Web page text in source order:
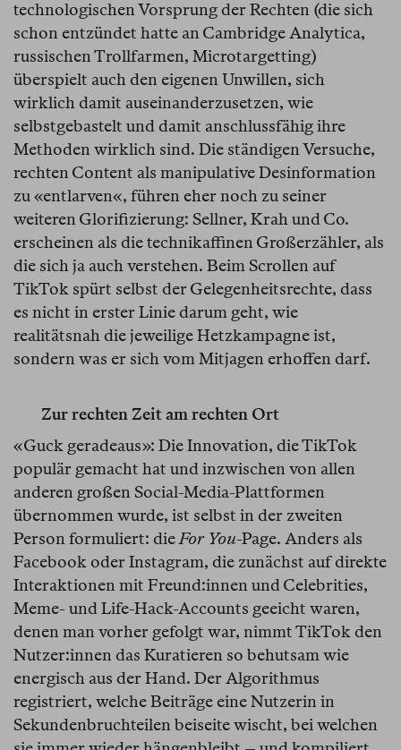
technologischen Vorsprung der Rechten (die sich
schon entzündet hatte an Cambridge Analytica,
russischen Trollfarmen, Microtargetting)
überspielt auch den eigenen Unwillen, sich
wirklich damit auseinanderzusetzen, wie
selbstgebastelt und damit anschlussfähig ihre
Methoden wirklich sind. Die ständigen Versuche,
rechten Content als manipulative Desinformation
zu «entlarven«, führen eher noch zu seiner
weiteren Glorifizierung: Sellner, Krah und Co.
erscheinen als die technikaffinen Großerzähler, als
die sich ja auch verstehen. Beim Scrollen auf
TikTok spürt selbst der Gelegenheitsrechte, dass
es nicht in erster Linie darum geht, wie
realitätsnah die jeweilige Hetzkampagne ist,
sondern was er sich vom Mitjagen erhoffen darf.
Zur rechten Zeit am rechten Ort
«Guck geradeaus»: Die Innovation, die TikTok
populär gemacht hat und inzwischen von allen
anderen großen Social-Media-Plattformen
übernommen wurde, ist selbst in der zweiten
Person formuliert: dieFor You-Page. Anders als
Facebook oder Instagram, die zunächst auf direkte
Interaktionen mit Freund:innen und Celebrities,
Meme- und Life-Hack-Accounts geeicht waren,
denen man vorher gefolgt war, nimmt TikTok den
Nutzer:innen das Kuratieren so behutsam wie
energisch aus der Hand. Der Algorithmus
registriert, welche Beiträge eine Nutzerin in
Sekundenbruchteilen beiseite wischt, bei welchen